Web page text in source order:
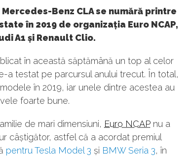
Benz CLA se numără printre
în 2019 de organizația Euro NCAP,
A1 și Renault Clio.
în această săptămână un top al celor
a testat pe parcursul anului trecut. În total,
în 2019, iar unele dintre acestea au
foarte bune.
de mari dimensiuni, Euro NCAP nu a
câștigător, astfel că a acordat premiul
pentru Tesla Model 3 și BMW Seria 3, în